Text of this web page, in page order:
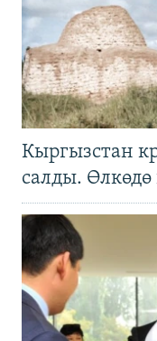
Кыргызстан
салды.